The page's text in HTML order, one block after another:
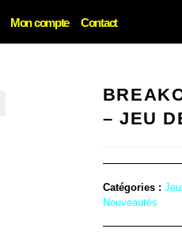
Mon compte Contact
– JEU
Catégories :
Nouveautés